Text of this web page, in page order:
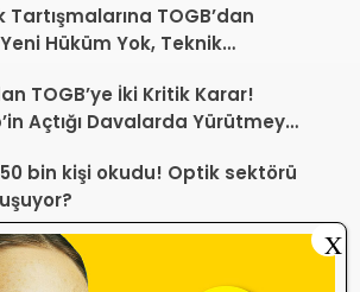
TOGB’dan
Hüküm Yok, Teknik
TOGB’ye İki Kritik Karar!
Açtığı Davalarda Yürütmeyi
bin kişi okudu! Optik sektörü
Bu Soruyu Soruyor! Göz
Çifte Standart mı Var?
X